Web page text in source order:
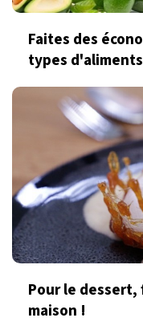
Faites des
types
Pour le
maison !